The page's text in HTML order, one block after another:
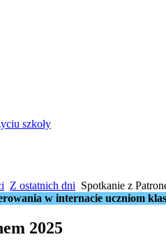
szkoły
Z ostatnich dni Spotkanie z
w internacie uczniom
2025